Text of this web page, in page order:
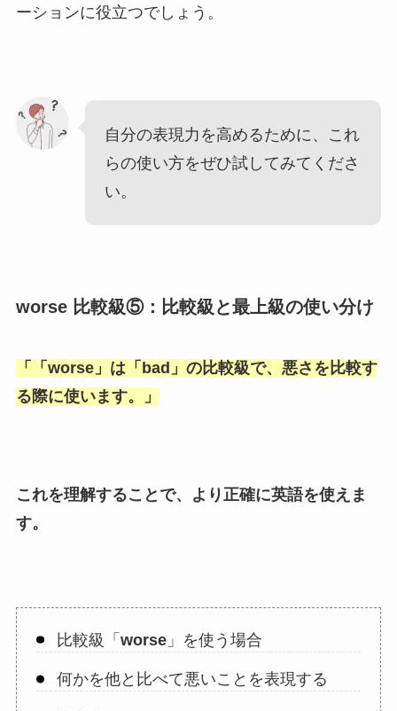
ーションに役立つでしょう。
自分の表現力を高めるために、これ
らの使い方をぜひ試してみてくださ
い。
worse 比較級⑤：比較級と最上級の使い分け
「 「worse」は「 bad 」の比較級で、悪さを比較す
る際に使います。」
これを理解することで、より正確に英語を使えま
す。
比較級「 worse」を使う場合
何かを他と比べて悪いことを表現する